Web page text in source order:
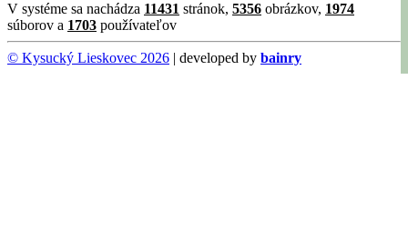
V systéme sa nachádza 11431 stránok, 5356 obrázkov, 1974
súborov a 1703 používateľov
© Kysucký Lieskovec 2026 | developed by bainry